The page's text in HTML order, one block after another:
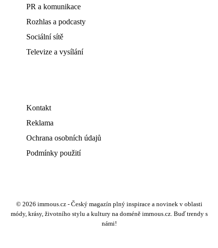
PR a komunikace
Rozhlas a podcasty
Sociální sítě
Televize a vysílání
Kontakt
Reklama
Ochrana osobních údajů
Podmínky použití
© 2026 imrnous.cz - Český magazín plný inspirace a novinek v oblasti
módy, krásy, životního stylu a kultury na doméně imrnous.cz. Buď trendy s
námi!